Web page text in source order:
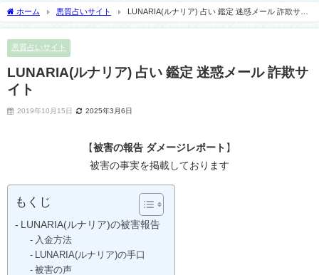
ホーム 悪質占いサイト
LUNARIA(ルナリア) 占い 鑑定 迷惑メール 詐欺サイ
ト
悪質占いサイト
LUNARIA(ルナリア) 占い 鑑定 迷惑メール 詐欺サ
イト
2019年10月15日 2025年3月6日
【被害の報告 ダメージレポート 】
被害の事実を掲載しております
もくじ
LUNARIA(ルナリア)の被害報告
入金方法
LUNARIA(ルナリア)の手口
被害の声